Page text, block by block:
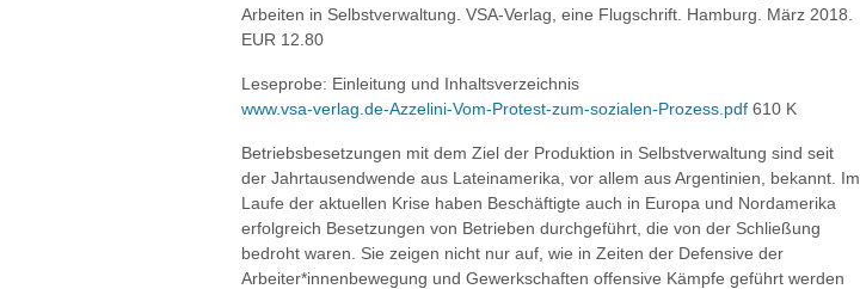
Arbeiten in Selbstverwaltung. VSA-Verlag, eine Flugschrift. Hamburg. März 2018.
EUR 12.80
Leseprobe: Einleitung und Inhaltsverzeichnis
www.vsa-verlag.de-Azzelini-Vom-Protest-zum-sozialen-Prozess.pdf 610 K
Betriebsbesetzungen mit dem Ziel der Produktion in Selbstverwaltung sind seit
der Jahrtausend­wende aus Lateinamerika, vor allem aus Argentinien, bekannt. Im
Laufe der aktuellen Krise haben Beschäftigte auch in Europa und Nordamerika
erfolgreich Besetzungen von Betrieben durchgeführt, die von der Schließung
bedroht waren. Sie zeigen nicht nur auf, wie in Zeiten der Defensive der
Arbeiter*innenbewegung und Gewerkschaften offensive Kämpfe geführt werden